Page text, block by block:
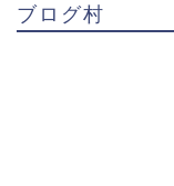
ブログ村